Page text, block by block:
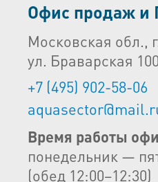
Офис продаж и
Московская обл.,
ул. Браварская 100
+7 (495) 902-58-06
Время работы
понедельник —
(обед 12:00–12:30)